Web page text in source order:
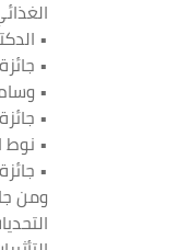
•
•
•
•
• نوط
•
ومن